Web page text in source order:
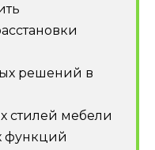
решений в
стилей мебели
функций